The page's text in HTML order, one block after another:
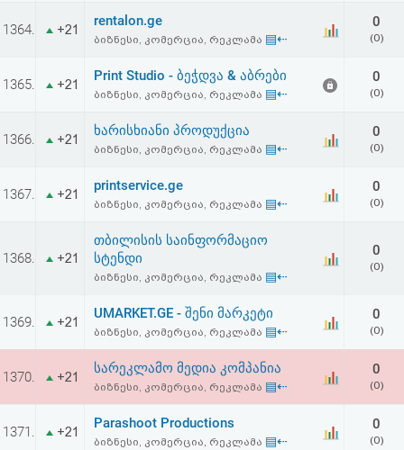
რეგისტრაცია
პაროლის
აღდგენა
HTML
სალიცენზიო
შეთანხმება
პასუხისმგებლობის
უარყოფა
1364. +21
rentalon.ge
ბიზნესი, კომერცია, რეკლამა ▤⇠
0
(0)
1365. +21
Print Studio - ბეჭდვა & აბრები
ბიზნესი, კომერცია, რეკლამა ▤⇠
0
(0)
1366. +21
ხარისხიანი პროდუქცია
ბიზნესი, კომერცია, რეკლამა ▤⇠
0
(0)
1367. +21
printservice.ge
ბიზნესი, კომერცია, რეკლამა ▤⇠
0
(0)
1368. +21
თბილისის საინფორმაციო
სტენდი
ბიზნესი, კომერცია, რეკლამა ▤⇠
0
(0)
1369. +21
UMARKET.GE - შენი მარკეტი
ბიზნესი, კომერცია, რეკლამა ▤⇠
0
(0)
1370. +21
სარეკლამო მედია კომპანია
ბიზნესი, კომერცია, რეკლამა ▤⇠
0
(0)
1371. +21
Parashoot Productions
ბიზნესი, კომერცია, რეკლამა ▤⇠
0
(0)